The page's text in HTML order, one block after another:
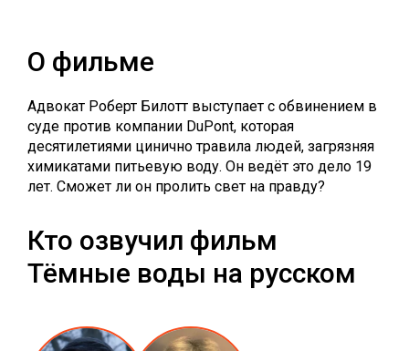
О фильме
Адвокат Роберт Билотт выступает с обвинением в
суде против компании DuPont, которая
десятилетиями цинично травила людей, загрязняя
химикатами питьевую воду. Он ведёт это дело 19
лет. Сможет ли он пролить свет на правду?
Кто озвучил фильм
Тёмные воды на русском